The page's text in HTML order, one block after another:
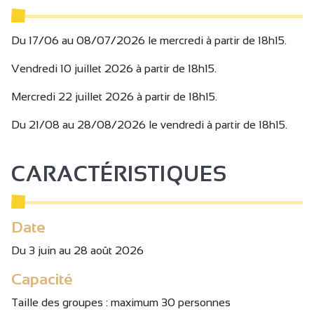
A apporter :
(chapeau, casquette, crème solaire, bouteille d'eau...)
Du 17/06 au 08/07/2026 le mercredi à partir de 18h15.
Vendredi 10 juillet 2026 à partir de 18h15.
Mercredi 22 juillet 2026 à partir de 18h15.
Du 21/08 au 28/08/2026 le vendredi à partir de 18h15.
CARACTÉRISTIQUES
Date
Du 3 juin au 28 août 2026
Capacité
Taille des groupes : maximum 30 personnes